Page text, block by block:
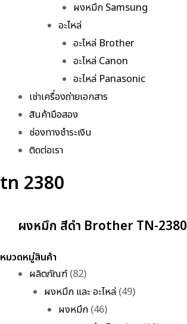
ผงหมึก Samsung
อะไหล่
อะไหล่ Brother
อะไหล่ Canon
อะไหล่ Panasonic
เช่าเครื่องถ่ายเอกสาร
สินค้ามือสอง
ช่องทางชำระเงิน
ติดต่อเรา
tn 2380
ผงหมึก สีดำ Brother TN-2380
หมวดหมู่สินค้า
ผลิตภัณฑ์ (82)
ผงหมึก และ อะไหล่(49)
ผงหมึก (46)